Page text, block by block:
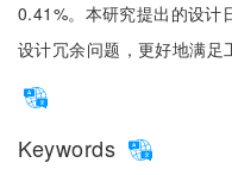
0.41%。本研究提出的设计
设计冗余问题，更好地满足
Keywords